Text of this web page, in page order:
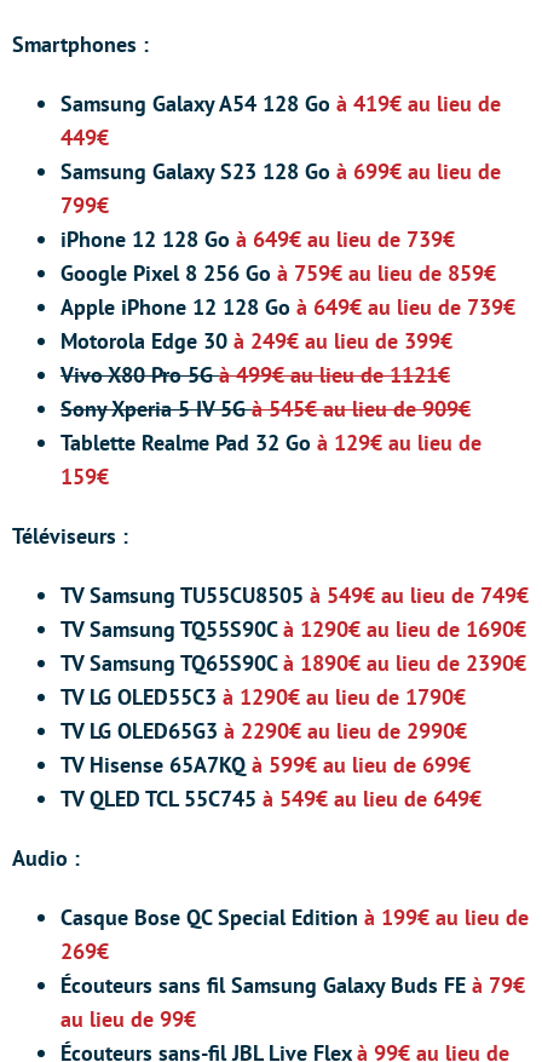
Smartphones :
Samsung Galaxy A54 128 Go à 419€ au lieu de
449€
Samsung Galaxy S23 128 Go à 699€ au lieu de
799€
iPhone 12 128 Go à 649€ au lieu de 739€
Google Pixel 8 256 Go à 759€ au lieu de 859€
Apple iPhone 12 128 Go à 649€ au lieu de 739€
Motorola Edge 30 à 249€ au lieu de 399€
Vivo X80 Pro 5Gà 499€ au lieu de 1121€
Sony Xperia 5 IV 5Gà 545€ au lieu de 909€
Tablette Realme Pad 32 Go à 129€ au lieu de
159€
Téléviseurs :
TV Samsung TU55CU8505 à 549€ au lieu de 749€
TV Samsung TQ55S90Cà 1290€ au lieu de 1690€
TV Samsung TQ65S90Cà 1890€ au lieu de 2390€
TV LG OLED55C3 à 1290€ au lieu de 1790€
TV LG OLED65G3 à 2290€ au lieu de 2990€
TV Hisense 65A7KQ à 599€ au lieu de 699€
TV QLED TCL 55C745 à 549€ au lieu de 649€
Audio :
Casque Bose QC Special Edition à 199€ au lieu de
269€
Écouteurs sans fil Samsung Galaxy Buds FE à 79€
au lieu de 99€
Écouteurs sans-fil JBL Live Flexà 99€ au lieu de